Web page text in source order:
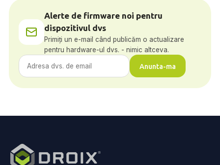
Alerte de firmware noi pentru
dispozitivul dvs
Primiți un e-mail când publicăm o actualizare
pentru hardware-ul dvs. - nimic altceva.
Anunta-ma